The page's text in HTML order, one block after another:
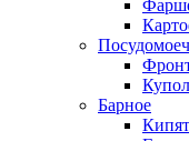
Барное